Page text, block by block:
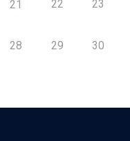
21 22 23
28 29 30